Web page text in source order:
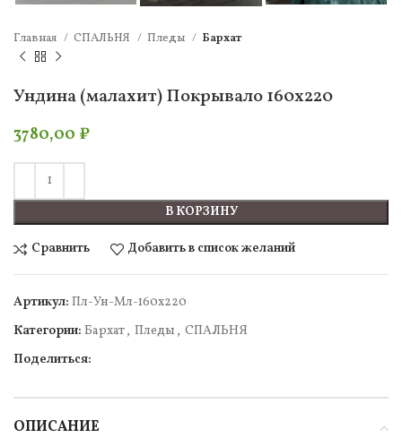
Главная СПАЛЬНЯ Пледы Бархат
Ундина (малахит) Покрывало 160х220
3780,00 ₽
В КОРЗИНУ
Сравнить Добавить в список желаний
Артикул: Пл-Ун-Мл-160х220
Категории: Бархат, Пледы , СПАЛЬНЯ
Поделиться:
ОПИСАНИЕ